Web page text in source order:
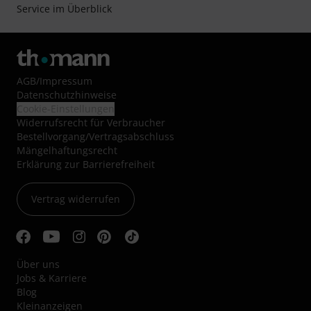
Service im Überblick
AGB/Impressum
Datenschutzhinweise
Widerrufsrecht für Verbraucher
Bestellvorgang/Vertragsabschluss
Mängelhaftungsrecht
Erklärung zur Barrierefreiheit
Vertrag widerrufen
Über uns
Jobs & Karriere
Blog
Kleinanzeigen